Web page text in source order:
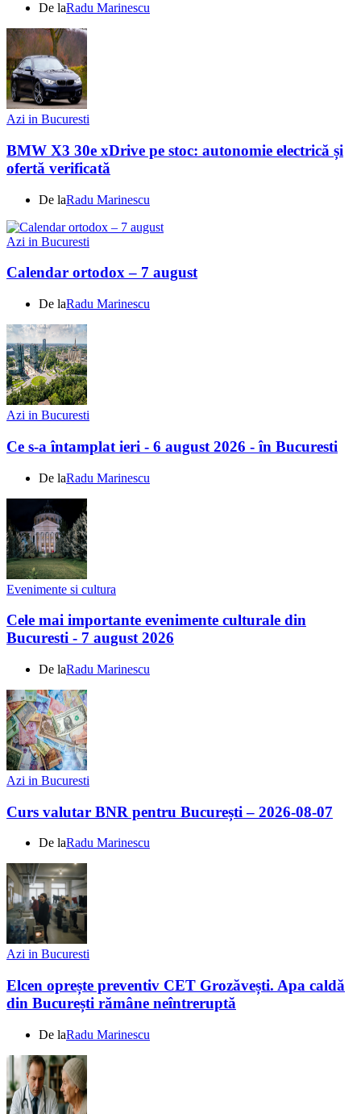
De laRadu Marinescu
Azi in Bucuresti
BMW X3 30e xDrive pe stoc: autonomie electrică și
ofertă verificată
De laRadu Marinescu
Azi in Bucuresti
Calendar ortodox – 7 august
De laRadu Marinescu
Azi in Bucuresti
Ce s-a întamplat ieri - 6 august 2026 - în Bucuresti
De laRadu Marinescu
Evenimente si cultura
Cele mai importante evenimente culturale din
Bucuresti - 7 august 2026
De laRadu Marinescu
Azi in Bucuresti
Curs valutar BNR pentru București – 2026-08-07
De laRadu Marinescu
Azi in Bucuresti
Elcen oprește preventiv CET Grozăvești. Apa caldă
din București rămâne neîntreruptă
De laRadu Marinescu